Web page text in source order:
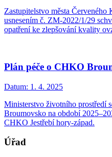
Zastupitelstvo města Červeného
usnesením č. ZM-2022/1/29
opatření ke zlepšování kvality
Plán péče o CHKO
Datum: 1. 4. 2025
Ministerstvo životního prostředí
Broumovsko na období
CHKO Jestřebí hory-západ.
Úřad